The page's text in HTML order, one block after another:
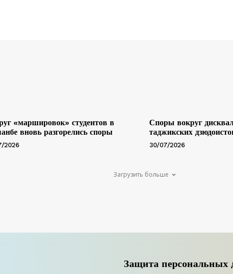
«маршировок» студентов в
вновь разгорелись споры
2026
Споры вокруг
таджикских
30/07/2026
Загрузить больше
Защита персональных